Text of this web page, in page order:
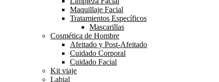
Maquillaje Facial
Tratamientos Específicos
Mascarillas
Cosmética de Hombre
Afeitado y Post-Afeitado
Cuidado Corporal
Cuidado Facial
Kit viaje
Labial